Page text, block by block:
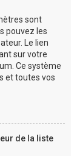
sont
pouvez les
Le lien
sur votre
Ce système
et toutes vos
de la liste